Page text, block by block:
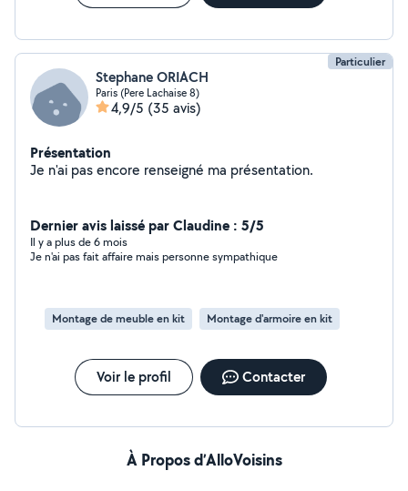
Particulier
Stephane ORIACH
Paris (Pere Lachaise 8)
4,9/5 (35 avis)
Présentation
Je n'ai pas encore renseigné ma présentation.
Dernier avis laissé par Claudine : 5/5
Il y a plus de 6 mois
Je n'ai pas fait affaire mais personne sympathique
Montage de meuble en kit Montage d'armoire en kit
Voir le profil Contacter
À Propos d’AlloVoisins